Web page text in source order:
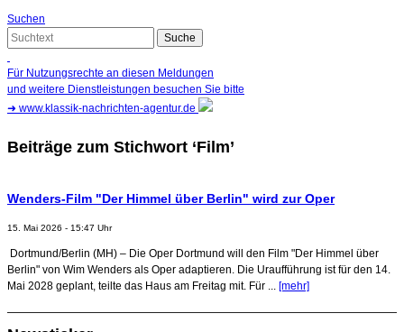
Suchen
Für Nutzungsrechte an diesen Meldungen
und weitere Dienstleistungen besuchen Sie bitte
➜ www.klassik-nachrichten-agentur.de
Beiträge zum Stichwort ‘Film’
Wenders-Film "Der Himmel über Berlin" wird zur Oper
15. Mai 2026 - 15:47 Uhr
Dortmund/Berlin (MH) – Die Oper Dortmund will den Film "Der Himmel über
Berlin" von Wim Wenders als Oper adaptieren. Die Uraufführung ist für den 14.
Mai 2028 geplant, teilte das Haus am Freitag mit. Für ... [mehr]